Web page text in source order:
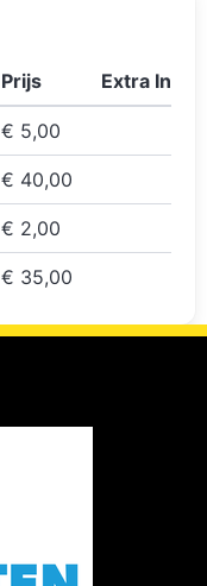
Prijs Extra Info
€ 5,00
€ 40,00
€ 2,00
€ 35,00